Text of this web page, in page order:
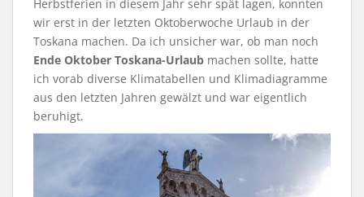
Herbstferien in diesem Jahr sehr spät lagen, konnten
wir erst in der letzten Oktoberwoche Urlaub in der
Toskana machen. Da ich unsicher war, ob man noch
Ende Oktober Toskana-Urlaub machen sollte, hatte
ich vorab diverse Klimatabellen und Klimadiagramme
aus den letzten Jahren gewälzt und war eigentlich
beruhigt.